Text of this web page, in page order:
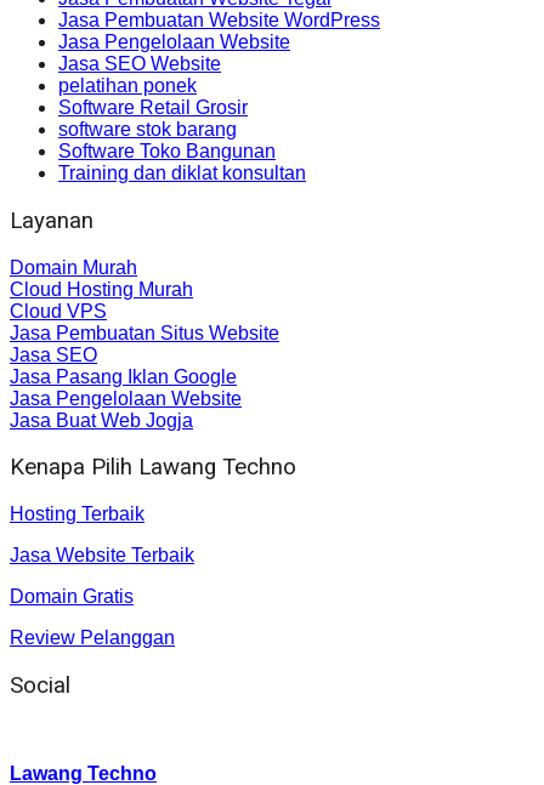
Jasa Pembuatan Website WordPress
Jasa Pengelolaan Website
Jasa SEO Website
pelatihan ponek
Software Retail Grosir
software stok barang
Software Toko Bangunan
Training dan diklat konsultan
Layanan
Domain Murah
Cloud Hosting Murah
Cloud VPS
Jasa Pembuatan Situs Website
Jasa SEO
Jasa Pasang Iklan Google
Jasa Pengelolaan Website
Jasa Buat Web Jogja
Kenapa Pilih Lawang Techno
Hosting Terbaik
Jasa Website Terbaik
Domain Gratis
Review Pelanggan
Social
Lawang Techno